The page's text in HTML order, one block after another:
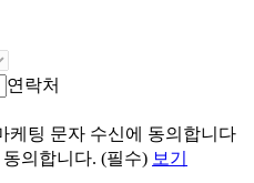
연락처
케팅 문자 수신에 동의합니다
의합니다. (필수) 보기